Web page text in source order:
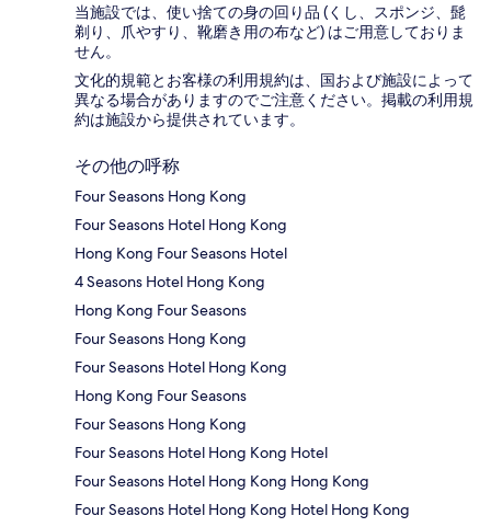
当施設では、使い捨ての身の回り品 (くし、スポンジ、髭
剃り、爪やすり、靴磨き用の布など) はご用意しておりま
せん。
文化的規範とお客様の利用規約は、国および施設によって
異なる場合がありますのでご注意ください。掲載の利用規
約は施設から提供されています。
その他の呼称
Four Seasons Hong Kong
Four Seasons Hotel Hong Kong
Hong Kong Four Seasons Hotel
4 Seasons Hotel Hong Kong
Hong Kong Four Seasons
Four Seasons Hong Kong
Four Seasons Hotel Hong Kong
Hong Kong Four Seasons
Four Seasons Hong Kong
Four Seasons Hotel Hong Kong Hotel
Four Seasons Hotel Hong Kong Hong Kong
Four Seasons Hotel Hong Kong Hotel Hong Kong